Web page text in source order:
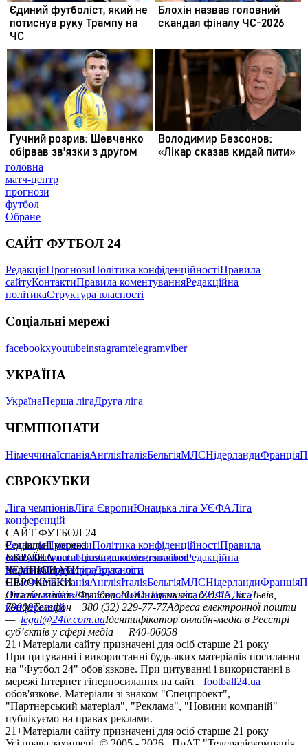
головна
матч-центр
прогнози
футбол +
Обране
САЙТ ФУТБОЛ 24
РедакціяПрогнозиПолітика конфіденційностіПравила
сайтуКонтактиПравила коментуванняРедакційна
політикаСтруктура власності
Соціальні мережі
facebookxyoutubeinstagramtelegramviber
УКРАЇНА
УкраїнаПерша лігаДруга ліга
ЧЕМПІОНАТИ
НімеччинаІспаніяАнгліяІталіяБельгіяМЛСНідерландиФранція
ЄВРОКУБКИ
Ліга чемпіонівЛіга ЄвропиЮнацька ліга УЄФАЛіга
конференцій
САЙТ ФУТБОЛ 24
РедакціяПрогнозиПолітика конфіденційностіПравила
сайтуКонтактиПравила коментуванняРедакційна
політикаСтруктура власності
Соціальні мережі
facebookxyoutubeinstagramtelegramviber
УКРАЇНА
УкраїнаПерша лігаДруга ліга
ЧЕМПІОНАТИ
НімеччинаІспаніяАнгліяІталіяБельгіяМЛСНідерландиФранція
ЄВРОКУБКИ
Ліга чемпіонівЛіга ЄвропиЮнацька ліга УЄФАЛіга
конференцій
Онлайн-медіа «Футбол 24»пл. Галицька, буд. 15, м. Львів,
79008Телефон +380 (32) 229-77-77Адреса електронної пошти
— legal@24tv.com.uaІдентифікатор онлайн-медіа в Реєстрі
суб’єктів у сфері медіа — R40-06058
21+Матеріали сайту призначені для осіб старше 21 року
При цитуванні і використанні будь-яких матеріалів посилання
на "Футбол 24" обов'язкове. При цитуванні і використанні в
мережі Інтернет гіперпосилання на сайт
football24.ua
обов'язкове. Матеріали зі знаком "Спецпроект",
"Партнерський матеріал", "Реклама", "Новини компаній"
публікуємо на правах реклами.
21+Матеріали сайту призначені для осіб старше 21 року